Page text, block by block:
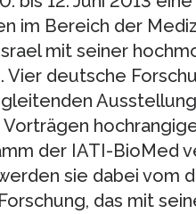
im Bereich der
mit seiner
Vier deutsche
der IATI-BioMed
sie dabei vom
das mit